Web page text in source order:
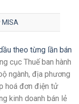
MISA
cục Thuế ban hành
ngành, địa phương
hoá đơn điện tử
kinh doanh bán lẻ